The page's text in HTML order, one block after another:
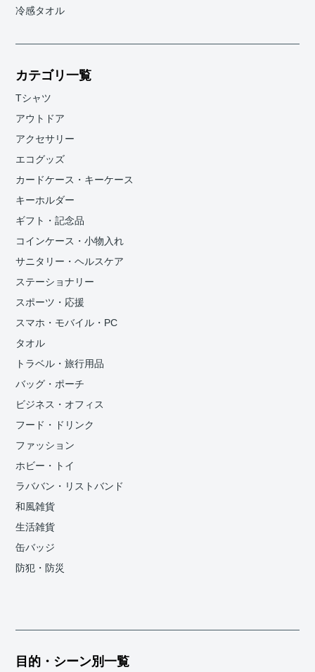
冷感タオル
カテゴリ一覧
Tシャツ
アウトドア
アクセサリー
エコグッズ
カードケース・キーケース
キーホルダー
ギフト・記念品
コインケース・小物入れ
サニタリー・ヘルスケア
ステーショナリー
スポーツ・応援
スマホ・モバイル・PC
タオル
トラベル・旅行用品
バッグ・ポーチ
ビジネス・オフィス
フード・ドリンク
ファッション
ホビー・トイ
ラババン・リストバンド
和風雑貨
生活雑貨
缶バッジ
防犯・防災
目的・シーン別一覧